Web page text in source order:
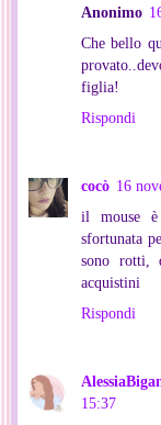
Anonimo
Che bello
figlia!
Rispondi
cocò 16
il mouse è
sfortunata
sono rotti,
acquistini
Rispondi
15:37